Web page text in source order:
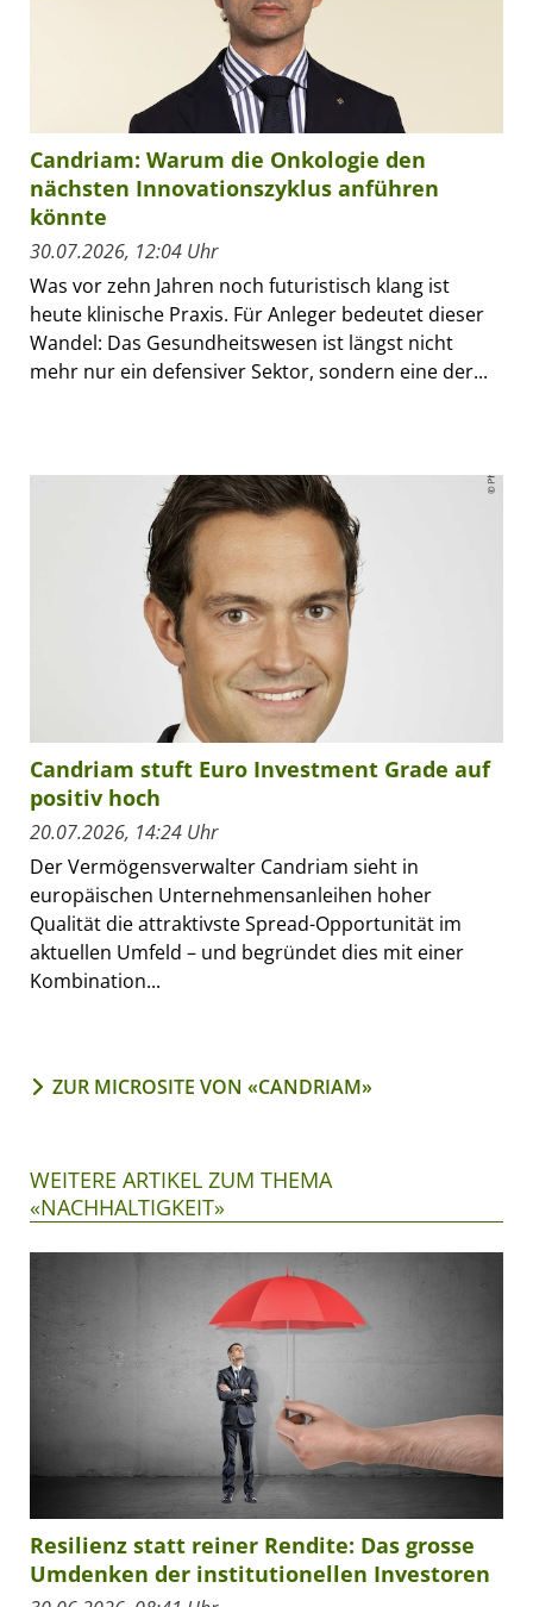
Candriam: Warum die Onkologie den
nächsten Innovationszyklus anführen
könnte
30.07.2026, 12:04 Uhr
Was vor zehn Jahren noch futuristisch klang ist
heute klinische Praxis. Für Anleger bedeutet dieser
Wandel: Das Gesundheitswesen ist längst nicht
mehr nur ein defensiver Sektor, sondern eine der...
Candriam stuft Euro Investment Grade auf
positiv hoch
20.07.2026, 14:24 Uhr
Der Vermögensverwalter Candriam sieht in
europäischen Unternehmensanleihen hoher
Qualität die attraktivste Spread-Opportunität im
aktuellen Umfeld – und begründet dies mit einer
Kombination...
ZUR MICROSITE VON «CANDRIAM»
WEITERE ARTIKEL ZUM THEMA
«NACHHALTIGKEIT»
Resilienz statt reiner Rendite: Das grosse
Umdenken der institutionellen Investoren